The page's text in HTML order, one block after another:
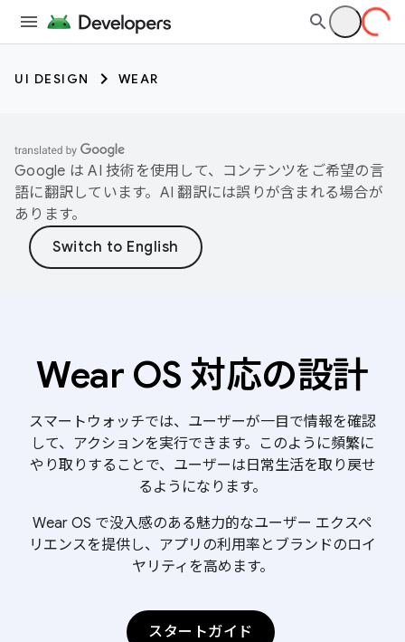
UI DESIGN WEAR
Google は AI 技術を使用して、コンテンツをご希望の言
語に翻訳しています。AI 翻訳には誤りが含まれる場合が
あります。
Wear OS 対応の設計
スマートウォッチでは、ユーザーが一目で情報を確認
して、アクションを実行できます。このように頻繁に
やり取りすることで、ユーザーは日常生活を取り戻せ
るようになります。
Wear OS で没入感のある魅力的なユーザー エクスペ
リエンスを提供し、アプリの利用率とブランドのロイ
ヤリティを高めます。
スタートガイド